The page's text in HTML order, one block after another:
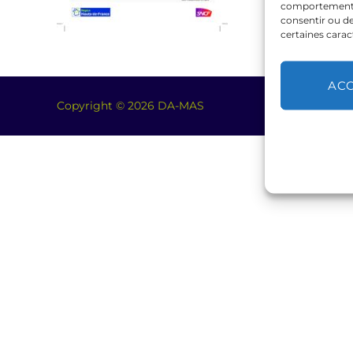
comportement
consentir ou
certaines
Copyright © 2026 DA-MAS